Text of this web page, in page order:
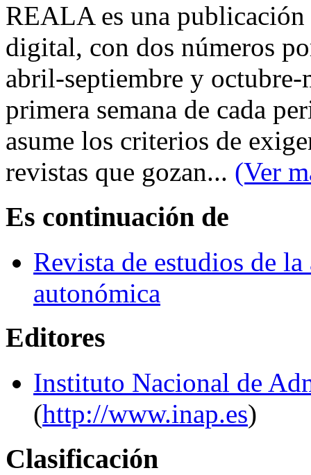
REALA es una publicación
digital, con dos números
abril-septiembre y octubre-
primera semana de cada
asume los criterios de
revistas que gozan... (Ver
Es continuación de
Revista de estudios de
autonómica
Editores
Instituto Nacional de
(http://www.inap.es)
Clasificación